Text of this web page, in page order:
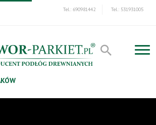
Tel.: 690981442 Tel.: 531931005